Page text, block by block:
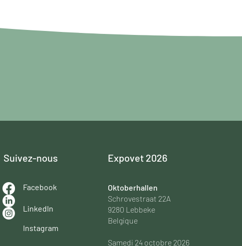
Suivez-nous
Facebook
LinkedIn
Instagram
Expovet 2026
Oktoberhallen
Schrovestraat 22A
9280 Lebbeke
Belgique
Samedi 24 octobre 2026